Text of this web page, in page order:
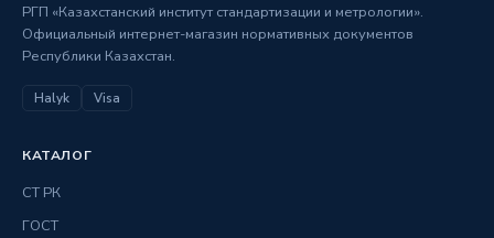
РГП «Казахстанский институт стандартизации и метрологии».
Официальный интернет-магазин нормативных документов
Республики Казахстан.
Halyk Visa
КАТАЛОГ
СТ РК
ГОСТ